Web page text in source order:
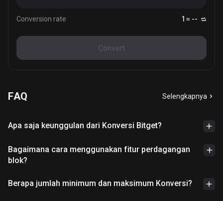
Conversion rate 1 ≈ --
Convert
FAQ Selengkapnya
Apa saja keunggulan dari Konversi Bitget?
Bagaimana cara menggunakan fitur perdagangan
blok?
Berapa jumlah minimum dan maksimum Konversi?